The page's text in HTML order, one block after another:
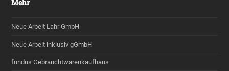
Mehr
Neue Arbeit Lahr GmbH
Neue Arbeit inklusiv gGmbH
fundus Gebrauchtwarenkaufhaus